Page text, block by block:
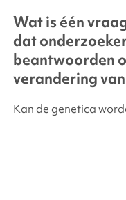
Wat is één
dat
beantwoorden
verandering
Kan de genetica